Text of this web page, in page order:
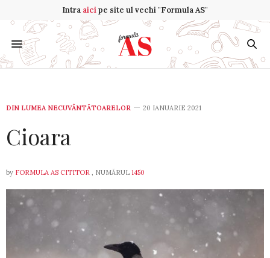
Intra aicipe site ul vechi "Formula AS"
DIN LUMEA NECUVÂNTĂTOARELOR 20 IANUARIE 2021
Cioara
by FORMULA AS CITITOR , NUMĂRUL 1450